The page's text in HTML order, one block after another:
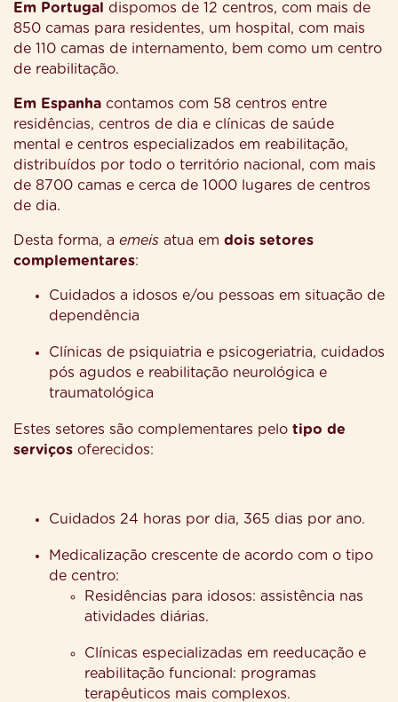
Em Portugal dispomos de 12 centros, com mais de
850 camas para residentes, um hospital, com mais
de 110 camas de internamento, bem como um centro
de reabilitação.
Em Espanha contamos com 58 centros entre
residências, centros de dia e clínicas de saúde
mental e centros especializados em reabilitação,
distribuídos por todo o território nacional, com mais
de 8700 camas e cerca de 1000 lugares de centros
de dia.
Desta forma, a emeis atua em dois setores
complementares:
Cuidados a idosos e/ou pessoas em situação de
dependência
Clínicas de psiquiatria e psicogeriatria, cuidados
pós agudos e reabilitação neurológica e
traumatológica
Estes setores são complementares pelo tipo de
serviços oferecidos:
Cuidados 24 horas por dia, 365 dias por ano.
Medicalização crescente de acordo com o tipo
de centro:
Residências para idosos: assistência nas
atividades diárias.
Clínicas especializadas em reeducação e
reabilitação funcional: programas
terapêuticos mais complexos.